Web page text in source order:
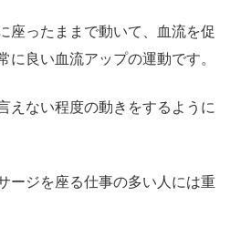
座ったままで動いて、血流を促
に良い血流アップの運動です。
えない程度の動きをするように
ージを座る仕事の多い人には重